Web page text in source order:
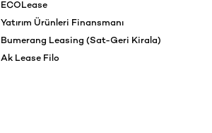
ECOLease
Yatırım Ürünleri Finansmanı
Bumerang Leasing (Sat-Geri Kirala)
Ak Lease Filo